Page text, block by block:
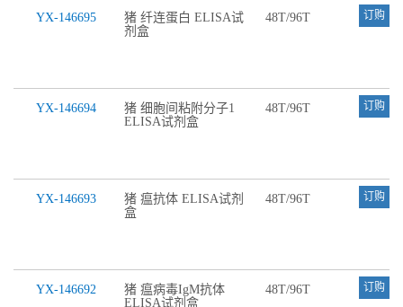
YX-146695
猪 纤连蛋白 ELISA试
剂盒
48T/96T 订购
YX-146694
猪 细胞间粘附分子1
ELISA试剂盒
48T/96T 订购
YX-146693
猪 瘟抗体 ELISA试剂
盒
48T/96T 订购
YX-146692
猪 瘟病毒IgM抗体
ELISA试剂盒
48T/96T 订购